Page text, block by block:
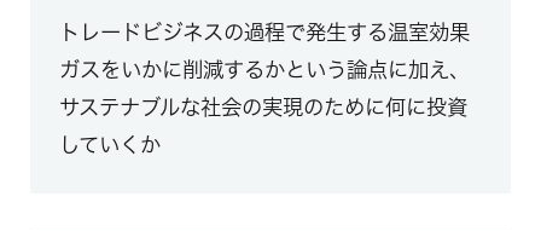
トレードビジネスの過程で発生する温室効果
ガスをいかに削減するかという論点に加え、
サステナブルな社会の実現のために何に投資
していくか